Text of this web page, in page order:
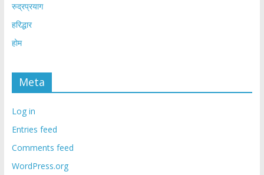
रुद्रप्रयाग
हरिद्धार
होम
Meta
Log in
Entries feed
Comments feed
WordPress.org